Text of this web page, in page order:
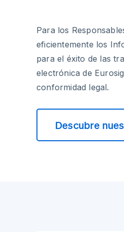
Para los
eficientemente los
para el éxito de las
electrónica de
conformidad legal.
Descubre